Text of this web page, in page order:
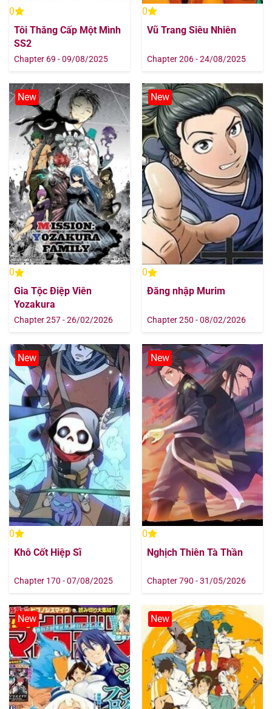
0
Tôi Thăng Cấp Một Mình
SS2
Chapter 69 - 09/08/2025
0
Vũ Trang Siêu Nhiên
Chapter 206 - 24/08/2025
New
0
Gia Tộc Điệp Viên
Yozakura
Chapter 257 - 26/02/2026
New
0
Đăng nhập Murim
Chapter 250 - 08/02/2026
New
0
Khô Cốt Hiệp Sĩ
Chapter 170 - 07/08/2025
New
0
Nghịch Thiên Tà Thần
Chapter 790 - 31/05/2026
New New